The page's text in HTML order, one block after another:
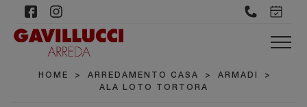
HOME > ARREDAMENTO CASA > ARMADI
>
ALA LOTO TORTORA